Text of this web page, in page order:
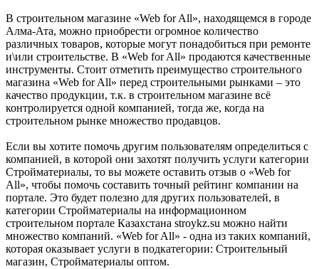
В строительном магазине «Web for All», находящемся в городе
Алма-Ата, можно приобрести огромное количество
различных товаров, которые могут понадобиться при ремонте
и\или строительстве. В «Web for All» продаются качественные
инструменты. Стоит отметить преимущество строительного
магазина «Web for All» перед строительными рынками – это
качество продукции, т.к. в строительном магазине всё
контролируется одной компанией, тогда же, когда на
строительном рынке множество продавцов.
Если вы хотите помочь другим пользователям определиться с
компанией, в которой они захотят получить услуги категории
Стройматериалы, то вы можете оставить отзыв о «Web for
All», чтобы помочь составить точный рейтинг компании на
портале. Это будет полезно для других пользователей, в
категории Стройматериалы на информационном
строительном портале Казахстана stroykz.su можно найти
множество компаний. «Web for All» - одна из таких компаний,
которая оказывает услуги в подкатегории: Строительный
магазин, Стройматериалы оптом.